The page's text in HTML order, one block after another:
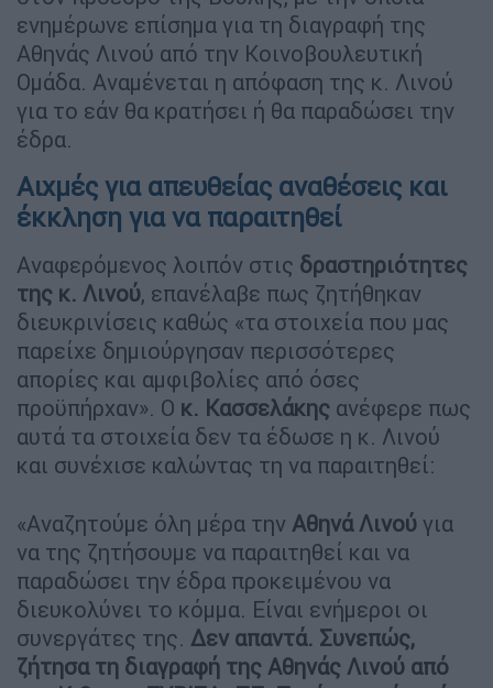
ενημέρωνε επίσημα για τη διαγραφή της
Αθηνάς Λινού από την Κοινοβουλευτική
Ομάδα. Αναμένεται η απόφαση της κ. Λινού
για το εάν θα κρατήσει ή θα παραδώσει την
έδρα.
Αιχμές για απευθείας αναθέσεις και
έκκληση για να παραιτηθεί
Αναφερόμενος λοιπόν στις δραστηριότητες
της κ. Λινού, επανέλαβε πως ζητήθηκαν
διευκρινίσεις καθώς «τα στοιχεία που μας
παρείχε δημιούργησαν περισσότερες
απορίες και αμφιβολίες από όσες
προϋπήρχαν». Ο κ. Κασσελάκης ανέφερε πως
αυτά τα στοιχεία δεν τα έδωσε η κ. Λινού
και συνέχισε καλώντας τη να παραιτηθεί:
«Αναζητούμε όλη μέρα την Αθηνά Λινού για
να της ζητήσουμε να παραιτηθεί και να
παραδώσει την έδρα προκειμένου να
διευκολύνει το κόμμα. Είναι ενήμεροι οι
συνεργάτες της. Δεν απαντά. Συνεπώς,
ζήτησα τη διαγραφή της Αθηνάς Λινού από